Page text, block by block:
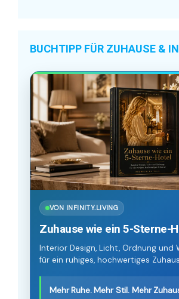
BUCHTIPP FÜR ZUHAUSE &
VON INFINITY.LIVING
Zuhause wie ein 5-Sterne-
Interior Design, Licht, Ordnung und
für ein ruhiges, hochwertiges
Mehr Ruhe. Mehr Stil. Mehr